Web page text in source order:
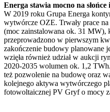
Energa stawia mocno na
W 2019 roku Grupa Energa
wytwórcze OZE. Trwały prace
(moc zainstalowana ok. 31 MW),
przeprowadzono w pierwszym
zakończenie budowy planowane
wzięła również udział w aukcji
2020-2035 wolumen ok. 1,2
też pozwolenie na budowę oraz
kolejnego aktywa wytwórczego
fotowoltaicznej PV Gryf o mocy